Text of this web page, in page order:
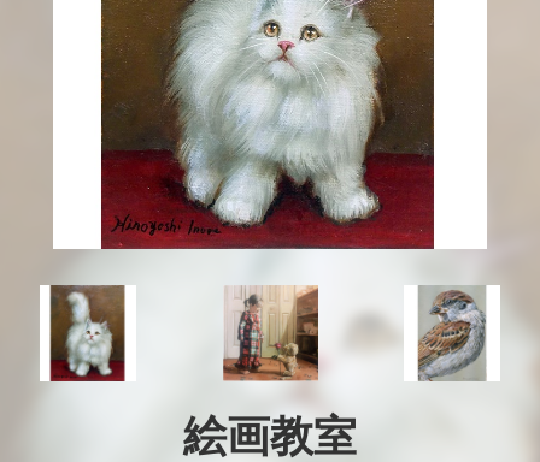
絵画教室